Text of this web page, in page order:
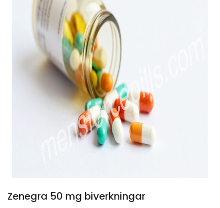
Zenegra 50 mg biverkningar